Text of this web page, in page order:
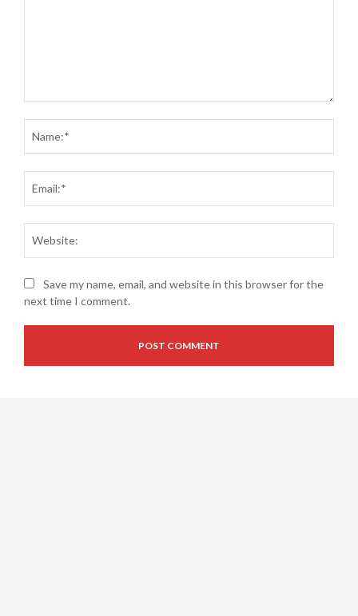
Save my name, email, and website in this browser for the
next time I comment.